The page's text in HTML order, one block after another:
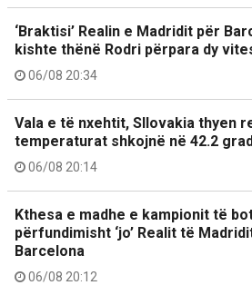
‘Braktisi’ Realin e Madridit për
kishte thënë Rodri përpara dy
06/08 20:34
Vala e të nxehtit, Sllovakia thyen
temperaturat shkojnë në 42.2
06/08 20:14
Kthesa e madhe e kampionit të
përfundimisht ‘jo’ Realit të
Barcelona
06/08 20:12